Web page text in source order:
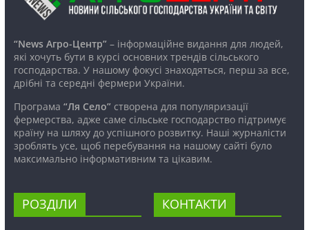
“News Агро-Центр”– інформаційне видання для людей,
які хочуть бути в курсі основних трендів сільського
господарства. У нашому фокусі знаходяться, перш за все,
дрібні та середні фермери України.
Програма “Ля Село”створена для популяризації
фермерства, адже саме сільське господарство підтримує
країну на шляху до успішного розвитку. Наші журналісти
зроблять усе, щоб перебування на нашому сайті було
максимально інформативним та цікавим.
РОЗДІЛИ КОНТАКТИ